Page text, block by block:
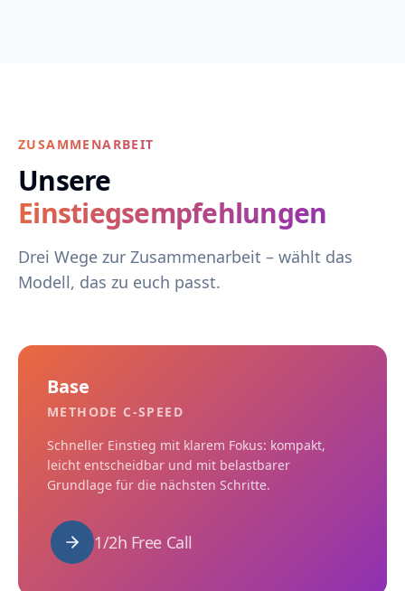
ZUSAMMENARBEIT
Unsere
Einstiegsempfehlungen
Drei Wege zur Zusammenarbeit – wählt das
Modell, das zu euch passt.
Base
METHODE C-SPEED
Schneller Einstieg mit klarem Fokus: kompakt,
leicht entscheidbar und mit belastbarer
Grundlage für die nächsten Schritte.
1/2h Free Call